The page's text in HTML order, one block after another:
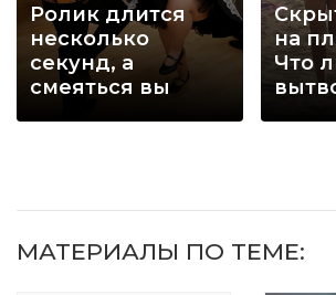
Ролик длится
несколько
секунд, а
смеяться вы
на
Что
МАТЕРИАЛЫ ПО ТЕМЕ: